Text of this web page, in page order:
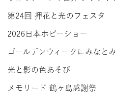
第24回 押花と光のフェスタ
2026日本ホビーショー
ゴールデンウィークにみなと
光と影の色あそび
メモリード 鶴ヶ島感謝祭